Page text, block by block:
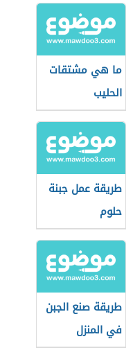
ما هي مشتقات
الحليب
طريقة عمل جبنة
حلوم
طريقة صنع الجبن
في المنزل